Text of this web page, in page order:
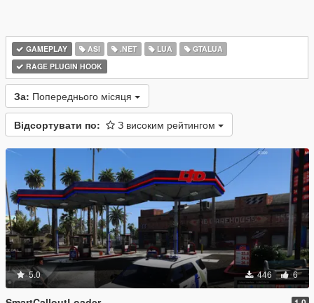
GAMEPLAY ASI .NET LUA
GTALUA
RAGE PLUGIN HOOK
За: Попереднього місяця
Відсортувати по: З високим рейтингом
5.0 446 6